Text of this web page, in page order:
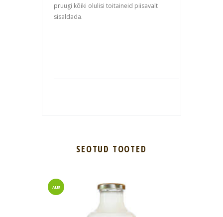
pruugi kõiki olulisi toitaineid piisavalt
sisaldada.
SEOTUD TOOTED
ALE!